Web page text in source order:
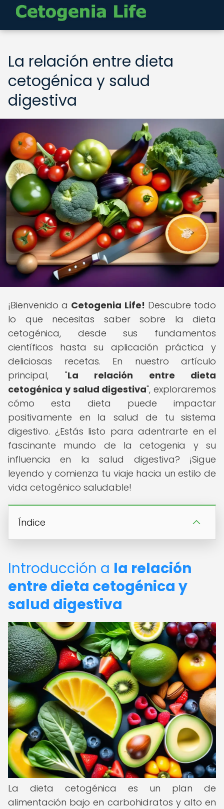
La relación entre dieta
cetogénica y salud
digestiva
¡Bienvenido a Cetogenia Life! Descubre todo
lo que necesitas saber sobre la dieta
cetogénica, desde sus fundamentos
científicos hasta su aplicación práctica y
deliciosas recetas. En nuestro artículo
principal, "La relación entre dieta
cetogénica y salud digestiva", exploraremos
cómo esta dieta puede impactar
positivamente en la salud de tu sistema
digestivo. ¿Estás listo para adentrarte en el
fascinante mundo de la cetogenia y su
influencia en la salud digestiva? ¡Sigue
leyendo y comienza tu viaje hacia un estilo de
vida cetogénico saludable!
Índice
Introducción a la relación
entre dieta cetogénica y
salud digestiva
La dieta cetogénica es un plan de
alimentación bajo en carbohidratos y alto en